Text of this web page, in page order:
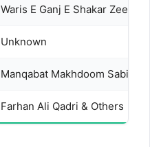
Waris E Ganj E Shakar
Unknown
Manqabat Makhdoom Sabir
Farhan Ali Qadri & Others